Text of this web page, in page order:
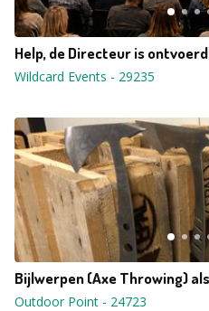
Help, de Directeur is
Wildcard Events - 29235
Bijlwerpen (Axe Throwing)
Outdoor Point - 24723